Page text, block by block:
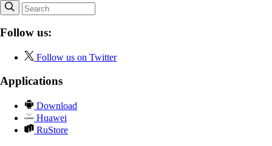
Follow us:
Follow us on Twitter
Applications
Download
Huawei
RuStore